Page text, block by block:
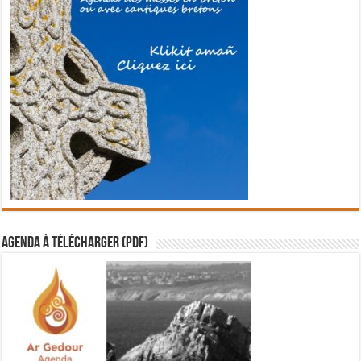
Agenda à télécharger (PDF)